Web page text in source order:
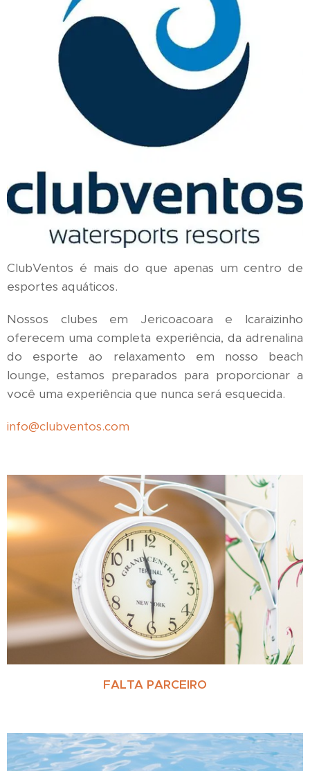
ClubVentos é mais do que apenas um centro de
esportes aquáticos.
Nossos clubes em Jericoacoara e Icaraizinho
oferecem uma completa experiência, da adrenalina
do esporte ao relaxamento em nosso beach
lounge, estamos preparados para proporcionar a
você uma experiência que nunca será esquecida.
info@clubventos.com
FALTA PARCEIRO